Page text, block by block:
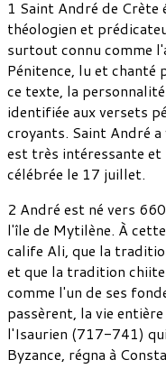
1 Saint André de Crète
théologien et
surtout connu comme
Pénitence, lu et chanté
ce texte, la
identifiée aux versets
croyants. Saint André a
est très intéressante et
célébrée le 17 juillet.
2 André est né vers
l'île de Mytilène. À
calife Ali, que la
et que la tradition
comme l'un de ses
passèrent, la vie
l'Isaurien (717-741)
Byzance, régna à